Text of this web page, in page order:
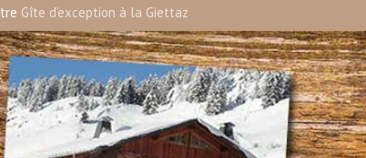
Gîte d’exception à la Giettaz